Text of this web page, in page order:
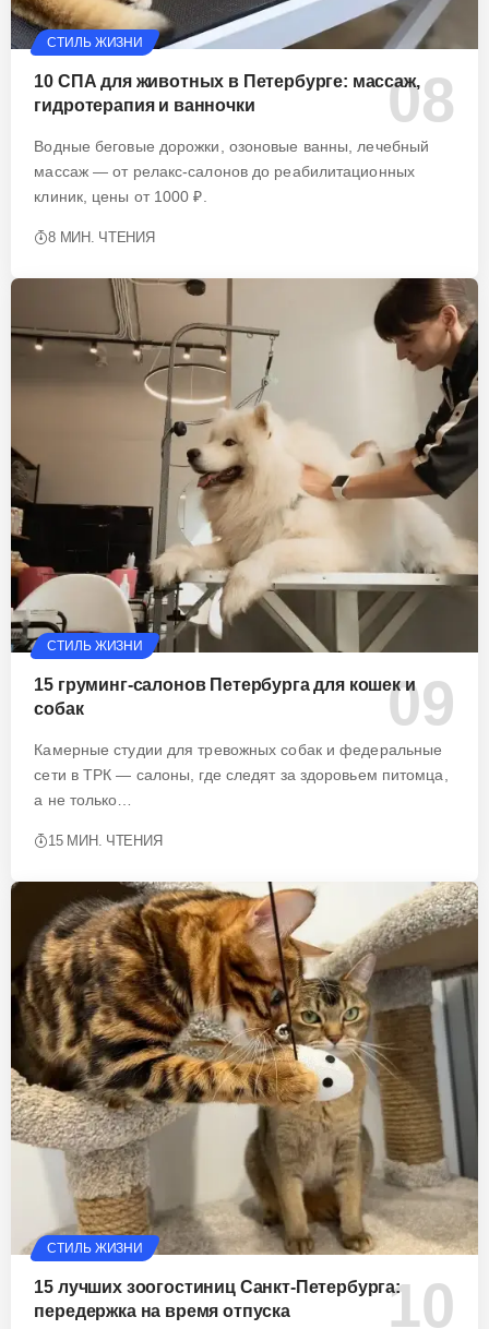
СТИЛЬ ЖИЗНИ
10 СПА для животных в Петербурге: массаж,
гидротерапия и ванночки
Водные беговые дорожки, озоновые ванны, лечебный
массаж — от релакс-салонов до реабилитационных
клиник, цены от 1000 ₽.
8 МИН. ЧТЕНИЯ
СТИЛЬ ЖИЗНИ
15 груминг-салонов Петербурга для кошек и
собак
Камерные студии для тревожных собак и федеральные
сети в ТРК — салоны, где следят за здоровьем питомца,
а не только…
15 МИН. ЧТЕНИЯ
СТИЛЬ ЖИЗНИ
15 лучших зоогостиниц Санкт-Петербурга:
передержка на время отпуска